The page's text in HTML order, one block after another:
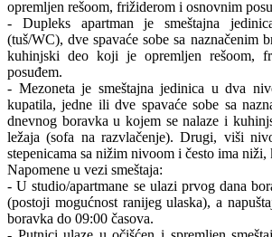
opremljen rešoom, frižiderom i osnovnim
- Dupleks apartman je smeštajna
(tuš/WC), dve spavaće sobe sa naznačenim
kuhinjski deo koji je opremljen rešoom,
posuđem.
- Mezoneta je smeštajna jedinica u dva
kupatila, jedne ili dve spavaće sobe sa
dnevnog boravka u kojem se nalaze i
ležaja (sofa na razvlačenje). Drugi, viši
stepenicama sa nižim nivoom i često ima niži,
Napomene u vezi smeštaja:
- U studio/apartmane se ulazi prvog dana
(postoji mogućnost ranijeg ulaska), a
boravka do 09:00 časova.